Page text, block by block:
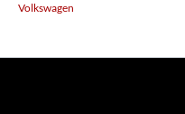
Volkswagen